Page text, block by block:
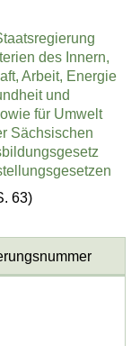
des Innern,
Arbeit, Energie
und
für Umwelt
Sächsischen
63)